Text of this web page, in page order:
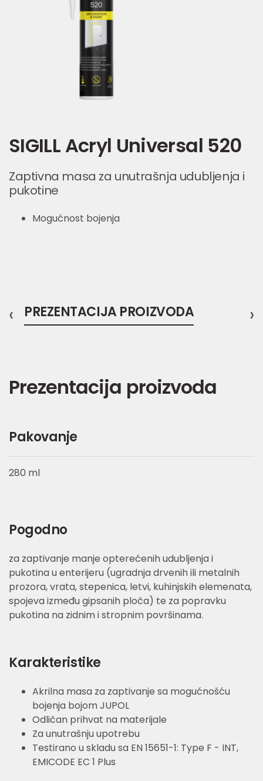
SIGILL Acryl Universal 520
Zaptivna masa za unutrašnja udubljenja i
pukotine
Mogućnost bojenja
PREZENTACIJA PROIZVODA
‹ ›
Prezentacija proizvoda
Pakovanje
280 ml
Pogodno
za zaptivanje manje opterećenih udubljenja i
pukotina u enterijeru (ugradnja drvenih ili metalnih
prozora, vrata, stepenica, letvi, kuhinjskih elemenata,
spojeva između gipsanih ploča) te za popravku
pukotina na zidnim i stropnim površinama.
Karakteristike
Akrilna masa za zaptivanje sa mogućnošću
bojenja bojom JUPOL
Odličan prihvat na materijale
Za unutrašnju upotrebu
Testirano u skladu sa EN 15651-1: Type F - INT,
EMICODE EC 1 Plus